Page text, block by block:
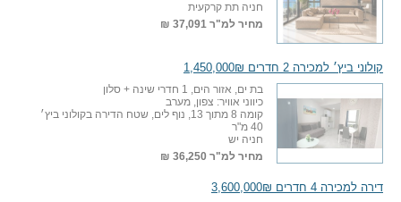
חניה תת קרקעית
מחיר למ"ר 37,091 ₪
קולוני ביץ׳ למכירה 2 חדרים 1,450,000₪
בת ים, אזור הים, 1 חדרי שינה + סלון
כיווני אוויר: צפון, מערב
קומה 8 מתוך 13, נוף לים, שטח הדירה בקולוני ביץ׳
40 מ"ר
חניה יש
מחיר למ"ר 36,250 ₪
דירה למכירה 4 חדרים 3,600,000₪